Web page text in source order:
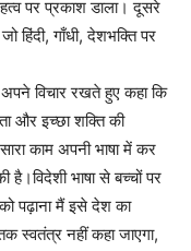
पर प्रकाश डाला। दूसरे
हिंदी, गाँधी, देशभक्ति पर
अपने विचार रखते हुए कहा कि
और इच्छा शक्ति की
काम अपनी भाषा में कर
भाषा से बच्चों पर
पढ़ाना मैं इसे देश का
स्वतंत्र नहीं कहा जाएगा,